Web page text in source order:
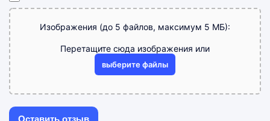
Изображения (до 5 файлов, максимум 5 МБ):
Перетащите сюда изображения или
выберите файлы